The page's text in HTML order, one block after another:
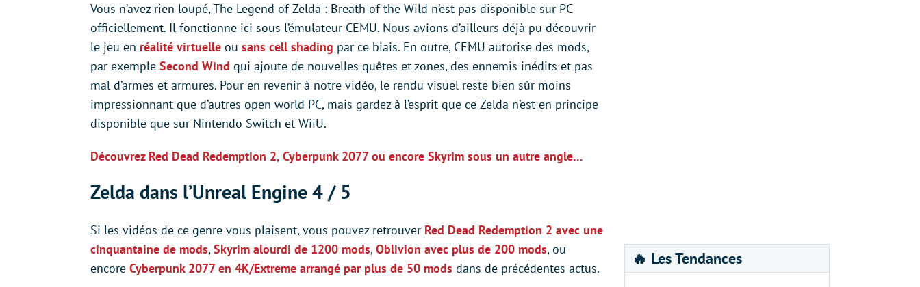
Vous n’avez rien loupé, The Legend of Zelda : Breath of the Wild n’est pas disponible sur PC
officiellement. Il fonctionne ici sous l’émulateur CEMU. Nous avions d’ailleurs déjà pu découvrir
le jeu en réalité virtuelle ou sans cell shading par ce biais. En outre, CEMU autorise des mods,
par exemple Second Wind qui ajoute de nouvelles quêtes et zones, des ennemis inédits et pas
mal d’armes et armures. Pour en revenir à notre vidéo, le rendu visuel reste bien sûr moins
impressionnant que d’autres open world PC, mais gardez à l’esprit que ce Zelda n’est en principe
disponible que sur Nintendo Switch et WiiU.
Découvrez Red Dead Redemption 2, Cyberpunk 2077 ou encore Skyrim sous un autre angle…
Zelda dans l’Unreal Engine 4 / 5
Si les vidéos de ce genre vous plaisent, vous pouvez retrouver Red Dead Redemption 2 avec une
cinquantaine de mods,Skyrim alourdi de 1200 mods,Oblivion avec plus de 200 mods, ou
encore Cyberpunk 2077 en 4K/Extreme arrangé par plus de 50 mods dans de précédentes actus.
🔥 Les Tendances